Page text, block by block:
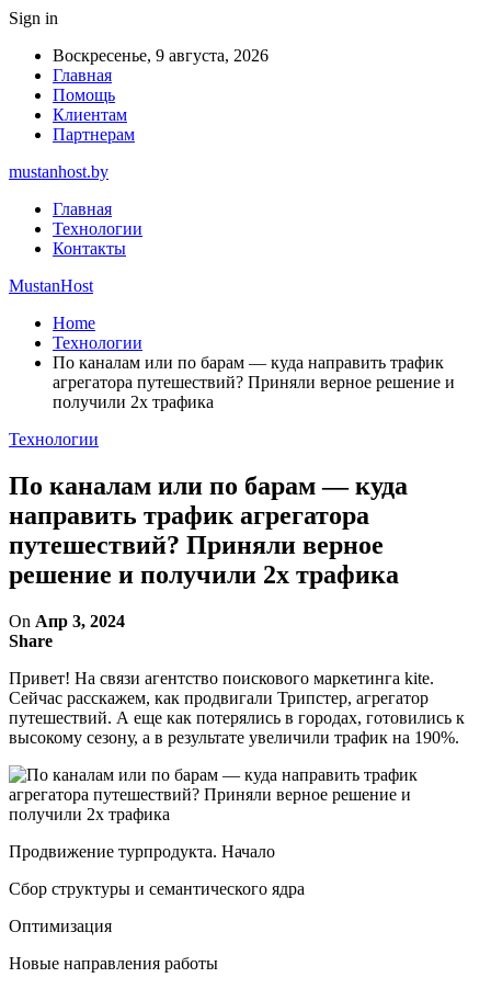
Sign in
Воскресенье, 9 августа, 2026
Главная
Помощь
Клиентам
Партнерам
mustanhost.by
Главная
Технологии
Контакты
MustanHost
Home
Технологии
По каналам или по барам ― куда направить трафик
агрегатора путешествий? Приняли верное решение и
получили 2х трафика
Технологии
По каналам или по барам ― куда
направить трафик агрегатора
путешествий? Приняли верное
решение и получили 2х трафика
On Апр 3, 2024
Share
Привет! На связи агентство поискового маркетинга kite.
Сейчас расскажем, как продвигали Трипстер, агрегатор
путешествий. А еще как потерялись в городах, готовились к
высокому сезону, а в результате увеличили трафик на 190%.
Продвижение турпродукта. Начало
Сбор структуры и семантического ядра
Оптимизация
Новые направления работы